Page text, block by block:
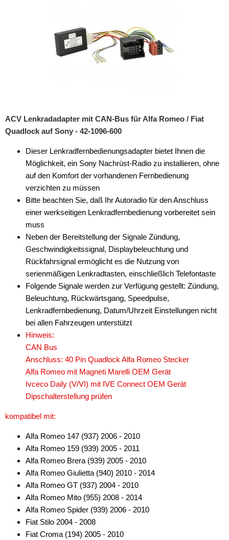
ACV Lenkradadapter mit CAN-Bus für Alfa Romeo / Fiat
Quadlock auf Sony - 42-1096-600
Dieser Lenkradfernbedienungsadapter bietet Ihnen die
Möglichkeit, ein Sony Nachrüst-Radio zu installieren, ohne
auf den Komfort der vorhandenen Fernbedienung
verzichten zu müssen
Bitte beachten Sie, daß Ihr Autoradio für den Anschluss
einer werkseitigen Lenkradfernbedienung vorbereitet sein
muss
Neben der Bereitstellung der Signale Zündung,
Geschwindigkeitssignal, Displaybeleuchtung und
Rückfahrsignal ermöglicht es die Nutzung von
serienmäßigen Lenkradtasten, einschließlich Telefontaste
Folgende Signale werden zur Verfügung gestellt: Zündung,
Beleuchtung, Rückwärtsgang, Speedpulse,
Lenkradfernbedienung, Datum/Uhrzeit Einstellungen nicht
bei allen Fahrzeugen unterstützt
Hinweis:
CAN Bus
Anschluss: 40 Pin Quadlock Alfa Romeo Stecker
Alfa Romeo mit Magneti Marelli OEM Gerät
Ivceco Daily (V/VI) mit IVE Connect OEM Gerät
Dipschalterstellung prüfen
kompatibel mit:
Alfa Romeo 147 (937) 2006 - 2010
Alfa Romeo 159 (939) 2005 - 2011
Alfa Romeo Brera (939) 2005 - 2010
Alfa Romeo Giulietta (940) 2010 - 2014
Alfa Romeo GT (937) 2004 - 2010
Alfa Romeo Mito (955) 2008 - 2014
Alfa Romeo Spider (939) 2006 - 2010
Fiat Stilo 2004 - 2008
Fiat Croma (194) 2005 - 2010